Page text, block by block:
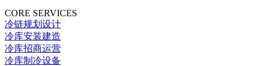
CORE SERVICES
冷链规划设计
冷库安装建造
冷库招商运营
冷库制冷设备